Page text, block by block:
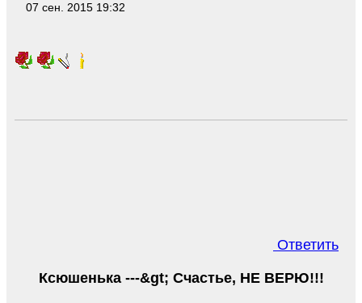
07 сен. 2015 19:32
Ответить
Ксюшенька ---&gt; Счастье, НЕ ВЕРЮ!!!